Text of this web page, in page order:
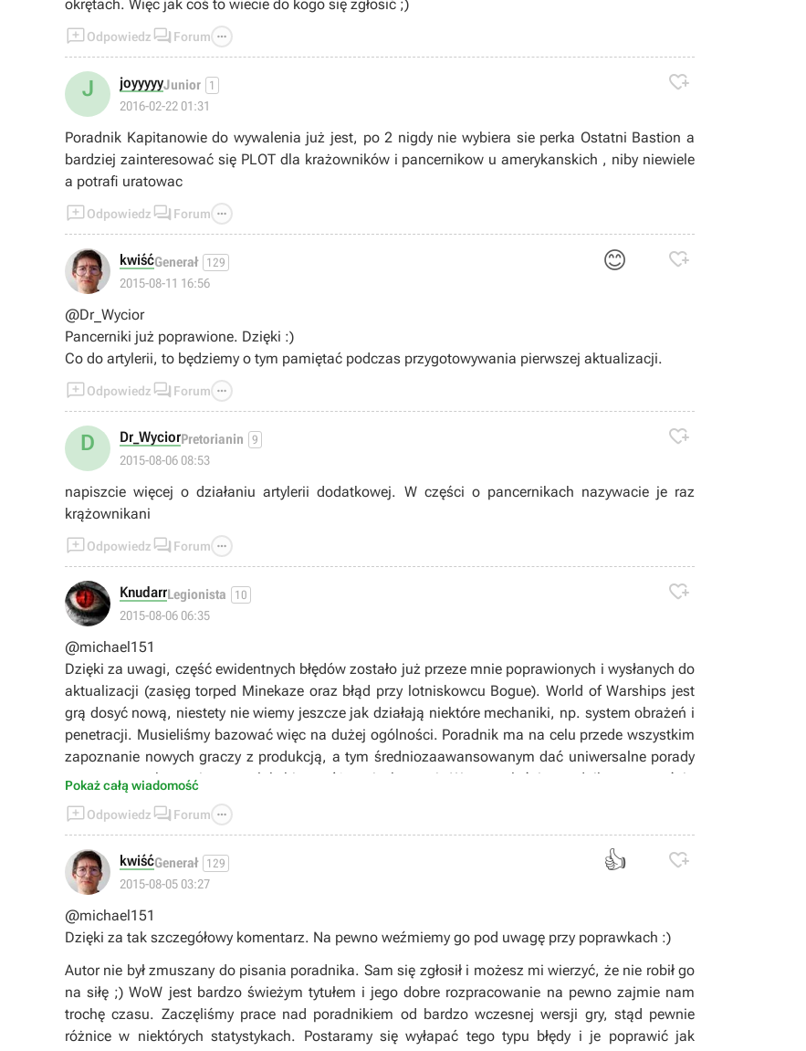
okrętach. Więc jak coś to wiecie do kogo się zgłosić ;)
Odpowiedz  Forum 
J joyyyyyJunior 1
2016-02-22 01:31

Poradnik Kapitanowie do wywalenia już jest, po 2 nigdy nie wybiera sie perka Ostatni Bastion a
bardziej zainteresować się PLOT dla krażowników i pancernikow u amerykanskich , niby niewiele
a potrafi uratowac
Odpowiedz  Forum 
😊
kwiśćGenerał 129
2015-08-11 16:56

@Dr_Wycior
Pancerniki już poprawione. Dzięki :)
Co do artylerii, to będziemy o tym pamiętać podczas przygotowywania pierwszej aktualizacji.
Odpowiedz  Forum 
D Dr_WyciorPretorianin 9
2015-08-06 08:53

napiszcie więcej o działaniu artylerii dodatkowej. W części o pancernikach nazywacie je raz
krążownikani
Odpowiedz  Forum 
KnudarrLegionista 10
2015-08-06 06:35

@michael151
Dzięki za uwagi, część ewidentnych błędów zostało już przeze mnie poprawionych i wysłanych do
aktualizacji (zasięg torped Minekaze oraz błąd przy lotniskowcu Bogue). World of Warships jest
grą dosyć nową, niestety nie wiemy jeszcze jak działają niektóre mechaniki, np. system obrażeń i
penetracji. Musieliśmy bazować więc na dużej ogólności. Poradnik ma na celu przede wszystkim
zapoznanie nowych graczy z produkcją, a tym średniozaawansowanym dać uniwersalne porady
na temat zachowania na polub bitwy różnymi okrętami. W przyszłości poradnik z pewnością
zostanie zaktualizowany o bardziej zaawansowane mechaniki rządzące grą.
- Co do strzelania z pocisków przeciwpancernych na maksymalnych dystansach. Owszem, pocisk
trafiający w przeciwnika prawdopodobnie przebije wtedy pancerz i zada większe obrażenia niż
odłamkowo-burzący. Niestety na tam dużo odległości nie możemy w ogóle celować. Sprawia to,
że część pocisków w ogóle nie trafi, część odbije się od boku okrętu, a część trafi w wystające
elementy, nadbudówki, kominy, działa i również nie zada obrażeń. Dużo lepszy efekt daje pocisk
HE, chociaż należy się wtedy nastawić, że bazujemy nie na zadawaniu obrażeń, a na podpaleniu
ogólnikach. W przypadku poszczególnych okrętów są różnice w zasięgu strzelania a także kącie
pod jakim leci pocisk. Bardziej zaawansowani gracze sami poprzez próby dojdą co na danym
okręcie najbardziej się opłaca.
- Przechodząc do pancernika South Carolina, muszę utrzymać, że jest to tragiczny okręt. Może nie
Pokaż całą wiadomość
Odpowiedz  Forum 
👍
kwiśćGenerał 129
2015-08-05 03:27

@michael151
Dzięki za tak szczegółowy komentarz. Na pewno weźmiemy go pod uwagę przy poprawkach :)
Autor nie był zmuszany do pisania poradnika. Sam się zgłosił i możesz mi wierzyć, że nie robił go
na siłę ;) WoW jest bardzo świeżym tytułem i jego dobre rozpracowanie na pewno zajmie nam
trochę czasu. Zaczęliśmy prace nad poradnikiem od bardzo wczesnej wersji gry, stąd pewnie
różnice w niektórych statystykach. Postaramy się wyłapać tego typu błędy i je poprawić jak